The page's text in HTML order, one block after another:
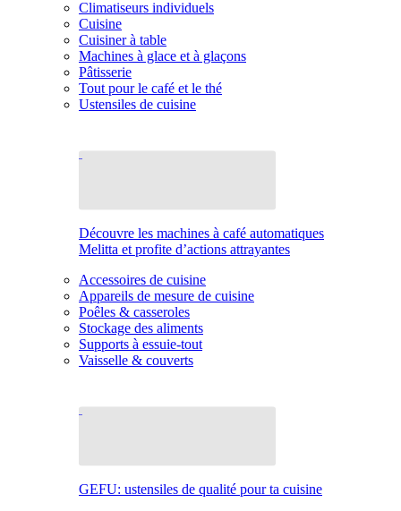
Climatiseurs individuels
Cuisine
Cuisiner à table
Machines à glace et à glaçons
Pâtisserie
Tout pour le café et le thé
Ustensiles de cuisine
Découvre les machines à café automatiques
Melitta et profite d’actions attrayantes
Accessoires de cuisine
Appareils de mesure de cuisine
Poêles & casseroles
Stockage des aliments
Supports à essuie-tout
Vaisselle & couverts
GEFU: ustensiles de qualité pour ta cuisine